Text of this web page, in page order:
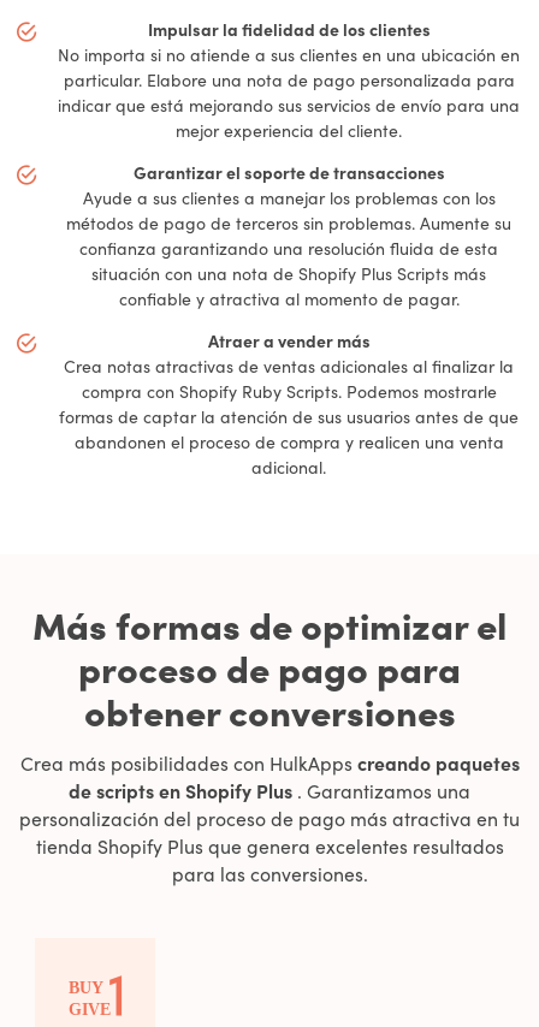
Impulsar la fidelidad de los clientes
No importa si no atiende a sus clientes en una ubicación en
particular. Elabore una nota de pago personalizada para
indicar que está mejorando sus servicios de envío para una
mejor experiencia del cliente.
Garantizar el soporte de transacciones
Ayude a sus clientes a manejar los problemas con los
métodos de pago de terceros sin problemas. Aumente su
confianza garantizando una resolución fluida de esta
situación con una nota de Shopify Plus Scripts más
confiable y atractiva al momento de pagar.
Atraer a vender más
Crea notas atractivas de ventas adicionales al finalizar la
compra con Shopify Ruby Scripts. Podemos mostrarle
formas de captar la atención de sus usuarios antes de que
abandonen el proceso de compra y realicen una venta
adicional.
Más formas de optimizar el
proceso de pago para
obtener conversiones
Crea más posibilidades con HulkApps creando paquetes
de scripts en Shopify Plus . Garantizamos una
personalización del proceso de pago más atractiva en tu
tienda Shopify Plus que genera excelentes resultados
para las conversiones.